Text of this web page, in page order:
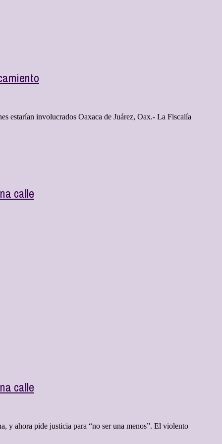
estarían involucrados Oaxaca de Juárez, Oax.- La Fiscalía
calle
calle
y ahora pide justicia para “no ser una menos”. El violento